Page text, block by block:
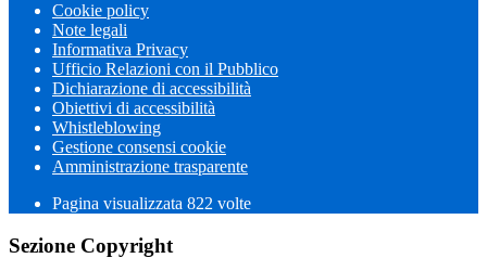
Cookie policy
Note legali
Informativa Privacy
Ufficio Relazioni con il Pubblico
Dichiarazione di accessibilità
Obiettivi di accessibilità
Whistleblowing
Gestione consensi cookie
Amministrazione trasparente
Pagina visualizzata 822 volte
Sezione Copyright